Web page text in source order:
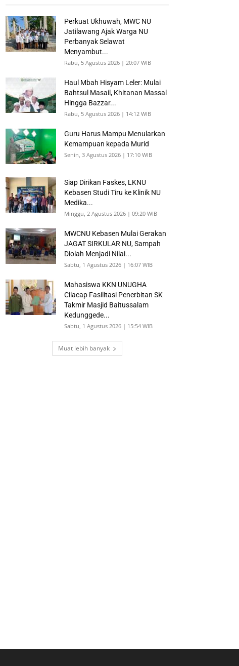
Perkuat Ukhuwah, MWC NU
Jatilawang Ajak Warga NU
Perbanyak Selawat
Menyambut...
Rabu, 5 Agustus 2026 | 20:07 WIB
Haul Mbah Hisyam Leler: Mulai
Bahtsul Masail, Khitanan Massal
Hingga Bazzar...
Rabu, 5 Agustus 2026 | 14:12 WIB
Guru Harus Mampu Menularkan
Kemampuan kepada Murid
Senin, 3 Agustus 2026 | 17:10 WIB
Siap Dirikan Faskes, LKNU
Kebasen Studi Tiru ke Klinik NU
Medika...
Minggu, 2 Agustus 2026 | 09:20 WIB
MWCNU Kebasen Mulai Gerakan
JAGAT SIRKULAR NU, Sampah
Diolah Menjadi Nilai...
Sabtu, 1 Agustus 2026 | 16:07 WIB
Mahasiswa KKN UNUGHA
Cilacap Fasilitasi Penerbitan SK
Takmir Masjid Baitussalam
Kedunggede...
Sabtu, 1 Agustus 2026 | 15:54 WIB
Muat lebih banyak